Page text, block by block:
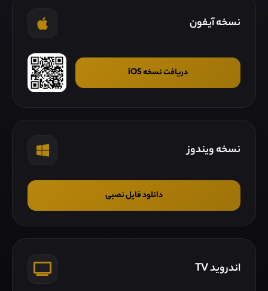
نسخه آیفون
دریافت نسخه iOS
نسخه ویندوز
دانلود فایل نصبی
اندروید TV